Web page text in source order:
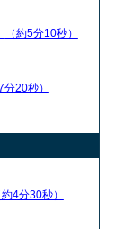
（約5分10秒）
分20秒）
約4分30秒）